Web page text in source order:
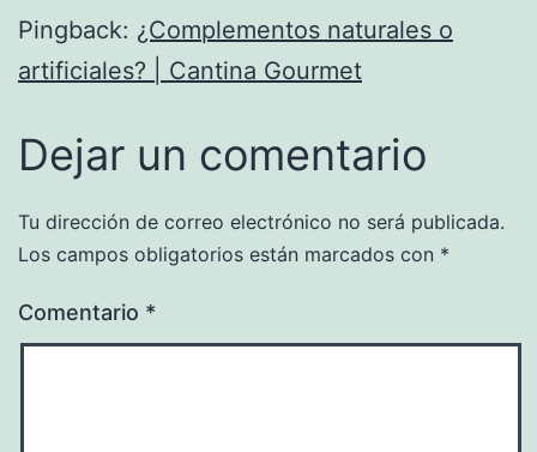
Pingback: ¿Complementos naturales o
artificiales? | Cantina Gourmet
Dejar un comentario
Tu dirección de correo electrónico no será publicada.
Los campos obligatorios están marcados con *
Comentario *